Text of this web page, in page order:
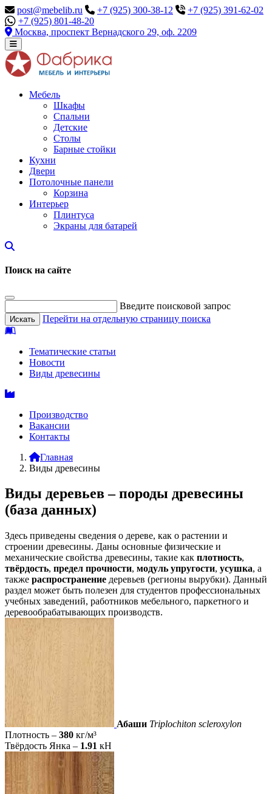
post@mebelib.ru +7 (925) 300-38-12
+7 (925) 391-62-02
+7 (925) 801-48-20
Москва, проспект Вернадского 29, оф. 2209
Мебель
Шкафы
Спальни
Детские
Столы
Барные стойки
Кухни
Двери
Потолочные панели
Корзина
Интерьер
Плинтуса
Экраны для батарей
Поиск на сайте
Введите поисковой запрос
Перейти на отдельную страницу поиска
Тематические статьи
Новости
Виды древесины
Производство
Вакансии
Контакты
Главная
Виды древесины
Виды деревьев – породы древесины
(база данных)
Здесь приведены сведения о дереве, как о растении и
строении древесины. Даны основные физические и
механические свойства древесины, такие как плотность,
твёрдость, предел прочности, модуль упругости, усушка, а
также распространение деревьев (регионы вырубки). Данный
раздел может быть полезен для студентов профессиональных
учебных заведений, работников мебельного, паркетного и
дерево­обрабатывающих производств.
Абаши Triplochiton scleroxylon
Плотность – 380 кг/м³
Твёрдость Янка – 1.91 кН